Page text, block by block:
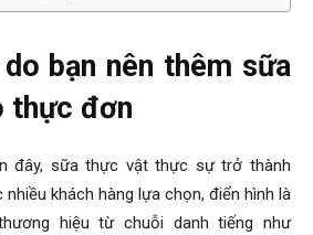
bạn nên thêm sữa
thực đơn
đây, sữa thực vật thực sự trở thành
nhiều khách hàng lựa chọn, điển hình là
hiệu từ chuỗi danh tiếng như